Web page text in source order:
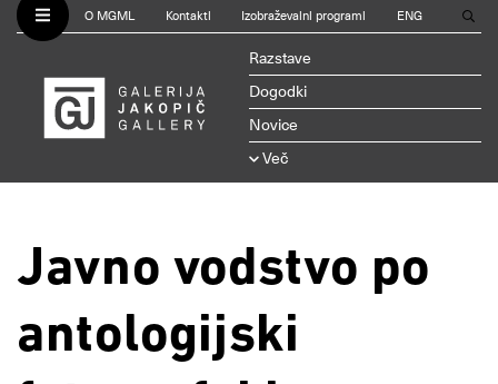
O MGML Kontakti Izobraževalni programi ENG
Razstave
Dogodki
Novice
Več
Javno vodstvo po
antologijski